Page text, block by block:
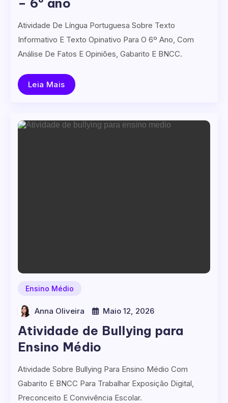
Atividade De Língua Portuguesa Sobre Texto
Informativo E Texto Opinativo Para O 6º Ano, Com
Análise De Fatos E Opiniões, Gabarito E BNCC.
Leia Mais
Ensino Médio
Anna Oliveira Maio 12, 2026
Atividade de Bullying para
Ensino Médio
Atividade Sobre Bullying Para Ensino Médio Com
Gabarito E BNCC Para Trabalhar Exposição Digital,
Preconceito E Convivência Escolar.